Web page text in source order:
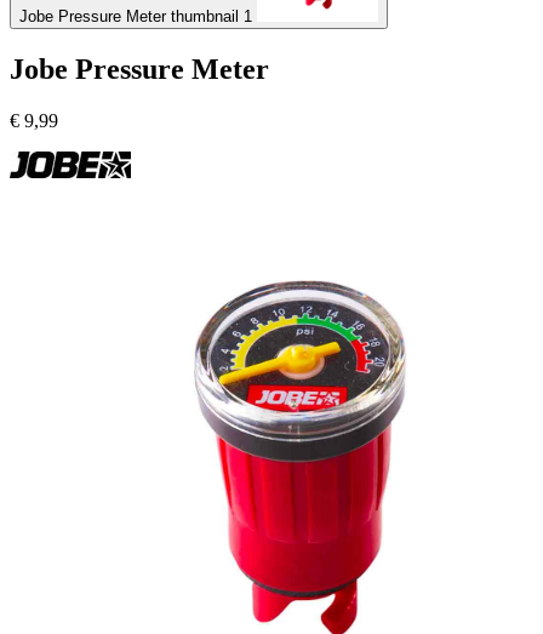
Jobe Pressure Meter thumbnail 1
Jobe Pressure Meter
€ 9,99